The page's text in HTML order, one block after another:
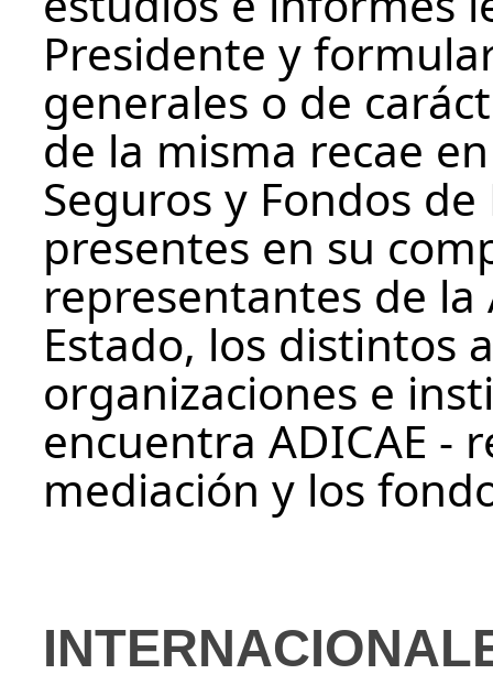
Presidente y
generales o de
de la misma recae
Seguros y Fondos
presentes en su
representantes de
Estado, los distintos
organizaciones e
encuentra ADICAE -
mediación y los